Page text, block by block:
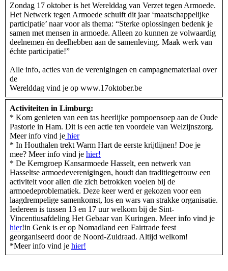
Zondag 17 oktober is het Werelddag van Verzet tegen Armoede.
Het Netwerk tegen Armoede schuift dit jaar ‘maatschappelijke
participatie’ naar voor als thema: “Sterke oplossingen bedenk je
samen met mensen in armoede. Alleen zo kunnen ze volwaardig
deelnemen én deelhebben aan de samenleving. Maak werk van
échte participatie!”
Alle info, acties van de verenigingen en campagnemateriaal over
de
Werelddag vind je op www.17oktober.be
Activiteiten in Limburg:
* Kom genieten van een tas heerlijke pompoensoep aan de Oude
Pastorie in Ham. Dit is een actie ten voordele van Welzijnszorg.
Meer info vind je hier
* In Houthalen trekt Warm Hart de eerste krijtlijnen! Doe je
mee? Meer info vind je hier!
* De Kerngroep Kansarmoede Hasselt, een netwerk van
Hasseltse armoedeverenigingen, houdt dan traditiegetrouw een
activiteit voor allen die zich betrokken voelen bij de
armoedeproblematiek. Deze keer werd er gekozen voor een
laagdrempelige samenkomst, los en wars van strakke organisatie.
Iedereen is tussen 13 en 17 uur welkom bij de Sint-
Vincentiusafdeling Het Gebaar van Kuringen. Meer info vind je
hier!in Genk is er op Nomadland een Fairtrade feest
georganiseerd door de Noord-Zuidraad. Altijd welkom!
*Meer info vind je hier!